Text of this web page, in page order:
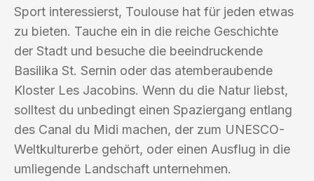
Sport interessierst, Toulouse hat für jeden etwas
zu bieten. Tauche ein in die reiche Geschichte
der Stadt und besuche die beeindruckende
Basilika St. Sernin oder das atemberaubende
Kloster Les Jacobins. Wenn du die Natur liebst,
solltest du unbedingt einen Spaziergang entlang
des Canal du Midi machen, der zum UNESCO-
Weltkulturerbe gehört, oder einen Ausflug in die
umliegende Landschaft unternehmen.